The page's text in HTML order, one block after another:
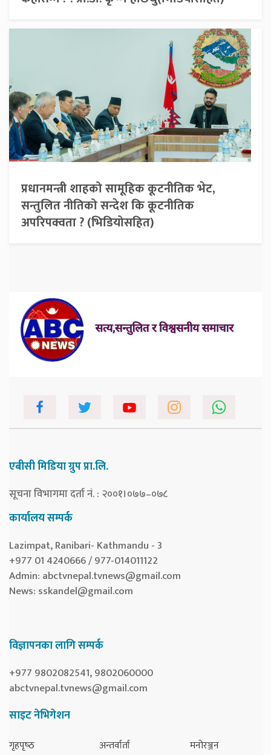
प्रधानमन्त्री शाहको सामूहिक कूटनीतिक भेट,
सन्तुलित नीतिको सन्देश कि कूटनीतिक
अपरिपक्वता ? (भिडियोसहित)
एबीसी मिडिया ग्रुप प्रा.लि.
सूचना विभागमा दर्ता नं. : २००१।०७७–०७८
कार्यालय सम्पर्क
Lazimpat, Ranibari- Kathmandu - 3
+977 01 4240666 / 977-014011122
Admin: abctvnepal.tvnews@gmail.com
News: sskandel@gmail.com
विज्ञापनका लागि सम्पर्क
+977 9802082541, 9802060000
abctvnepal.tvnews@gmail.com
साइट नेभिगेशन
गृहपृष्‍ठ
अन्तर्वार्ता
मनोरञ्जन